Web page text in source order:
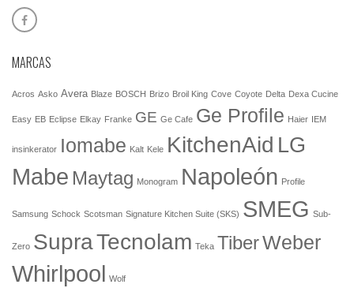
MARCAS
Acros Asko Avera Blaze BOSCH Brizo Broil King Cove Coyote Delta Dexa Cucine
Easy EB Eclipse Elkay Franke GE Ge Cafe Ge Profile Haier IEM
insinkerator Iomabe Kalt Kele KitchenAid LG
Mabe Maytag Monogram Napoleón Profile
Samsung Schock Scotsman Signature Kitchen Suite (SKS) SMEG Sub-
Zero SupraTecnolam Teka TiberWeber
Whirlpool Wolf